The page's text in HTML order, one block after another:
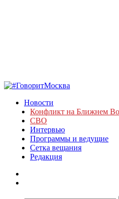
Новости
Конфликт на Ближнем
СВО
Интервью
Программы и ведущие
Сетка вещания
Редакция